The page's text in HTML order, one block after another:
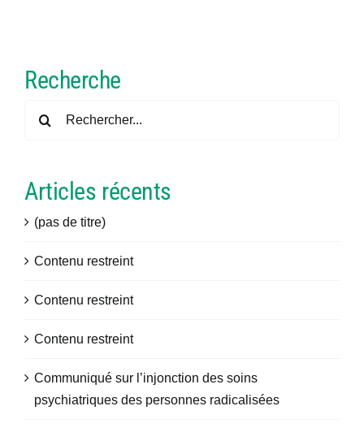
Recherche
Articles récents
(pas de titre)
Contenu restreint
Contenu restreint
Contenu restreint
Communiqué sur l’injonction des soins
psychiatriques des personnes radicalisées